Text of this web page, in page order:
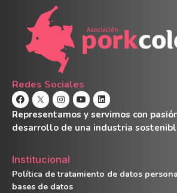
Redes Sociales
Representamos y servimos con
desarrollo de una industria
Institucional
Política de tratamiento de datos
bases de datos